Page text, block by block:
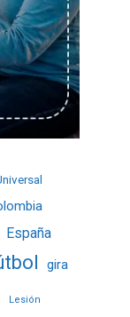
España
gira
Lesión